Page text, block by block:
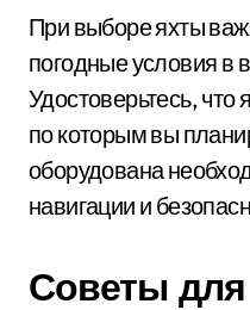
При выборе яхты
погодные условия в
Удостоверьтесь, что
по которым вы
оборудована
навигации и
Советы